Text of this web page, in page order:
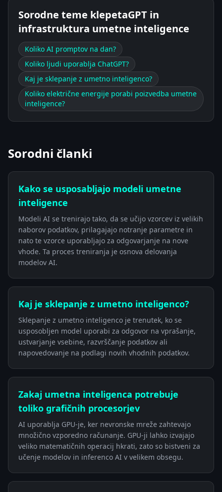
Sorodne teme klepetaGPT in
infrastruktura umetne inteligence
Koliko AI promptov na dan?
Koliko ljudi uporablja ChatGPT?
Kaj je sklepanje z umetno inteligenco?
Koliko električne energije porabi poizvedba umetne
inteligence?
Sorodni članki
Kako se usposabljajo modeli umetne
inteligence
Modeli AI se trenirajo tako, da se učijo vzorcev iz velikih
naborov podatkov, prilagajajo notranje parametre in
nato te vzorce uporabljajo za odgovarjanje na nove
vhode. Ta proces treniranja je osnova delovanja
modelov AI.
Kaj je sklepanje z umetno inteligenco?
Sklepanje z umetno inteligenco je trenutek, ko se
usposobljen model uporabi za odgovor na vprašanje,
ustvarjanje vsebine, razvrščanje podatkov ali
napovedovanje na podlagi novih vhodnih podatkov.
Zakaj umetna inteligenca potrebuje
toliko grafičnih procesorjev
AI uporablja GPU-je, ker nevronske mreže zahtevajo
množično vzporedno računanje. GPU-ji lahko izvajajo
veliko matematičnih operacij hkrati, zato so bistveni za
učenje modelov in inferenco AI v velikem obsegu.